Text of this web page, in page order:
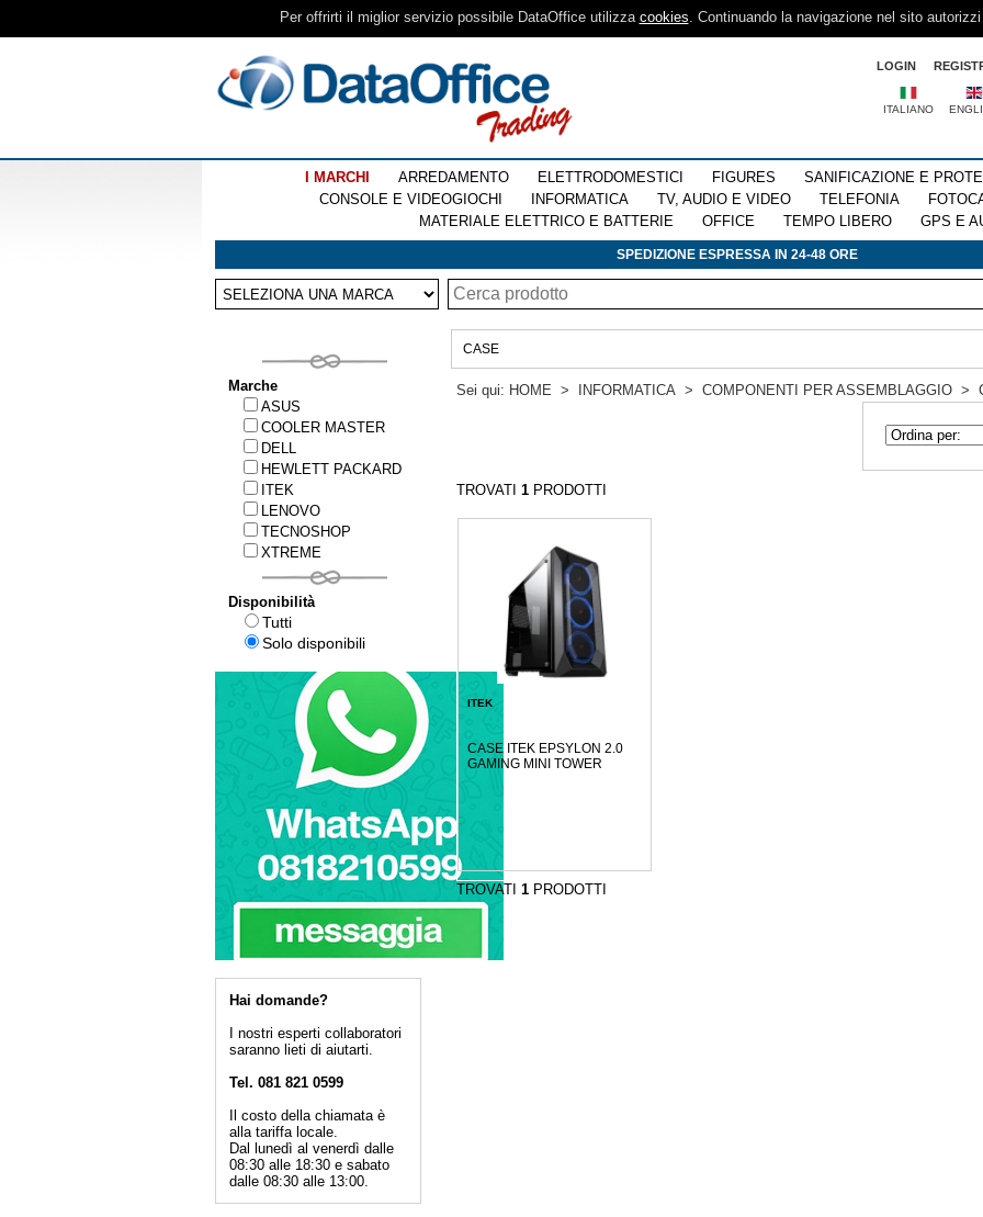
Per offrirti il miglior servizio possibile DataOffice utilizza cookies. Continuando la navigazione nel sito
LOGIN
ITALIANO
I MARCHI ARREDAMENTO ELETTRODOMESTICI FIGURES
SANIFICAZIONE E
CONSOLE E VIDEOGIOCHI
INFORMATICA TV, AUDIO E VIDEO TELEFONIA
MATERIALE ELETTRICO E BATTERIE
OFFICE TEMPO LIBERO GPS E
SPEDIZIONE ESPRESSA IN 24-48 ORE
Marche
ASUS
COOLER MASTER
DELL
HEWLETT PACKARD
ITEK
LENOVO
TECNOSHOP
XTREME
Disponibilità
Tutti
Solo disponibili
Hai domande?
I nostri esperti collaboratori
saranno lieti di aiutarti.
Tel. 081 821 0599
Il costo della chiamata è
alla tariffa locale.
Dal lunedì al venerdì dalle
08:30 alle 18:30 e sabato
dalle 08:30 alle 13:00.
CASE
Sei qui: HOME > INFORMATICA> COMPONENTI PER ASSEMBLAGGIO>
TROVATI 1PRODOTTI
ITEK
CASE ITEK EPSYLON 2.0
GAMING MINI TOWER
TROVATI 1PRODOTTI